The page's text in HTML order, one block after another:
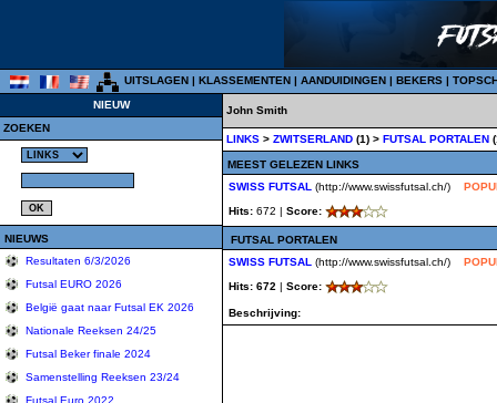
UITSLAGEN | KLASSEMENTEN | AANDUIDINGEN | BEKERS |
NIEUW
ZOEKEN
NIEUWS
Resultaten 6/3/2026
Futsal EURO 2026
België gaat naar Futsal EK 2026
Nationale Reeksen 24/25
Futsal Beker finale 2024
Samenstelling Reeksen 23/24
Futsal Euro 2022
John Smith
LINKS > ZWITSERLAND (1) > FUTSAL PORTALEN
MEEST GELEZEN LINKS
SWISS FUTSAL (http://www.swissfutsal.ch/)
Hits: 672 | Score:
FUTSAL PORTALEN
SWISS FUTSAL (http://www.swissfutsal.ch/)
Hits: 672 | Score:
Beschrijving: